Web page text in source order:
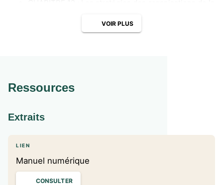
Le management pas à pas
VOIR PLUS
Ressources
Extraits
LIEN
Manuel numérique
CONSULTER